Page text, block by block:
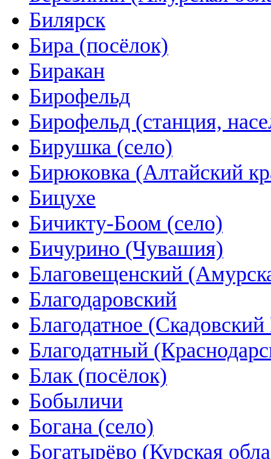
Билярск
Бира (посёлок)
Биракан
Бирофельд
Бирофельд (станция,
Бирушка (село)
Бирюковка (Алтайский
Бицухе
Бичикту-Боом (село)
Бичурино (Чувашия)
Благовещенский
Благодаровский
Благодатное
Благодатный
Блак (посёлок)
Бобыличи
Богана (село)
Богатырёво (Курская